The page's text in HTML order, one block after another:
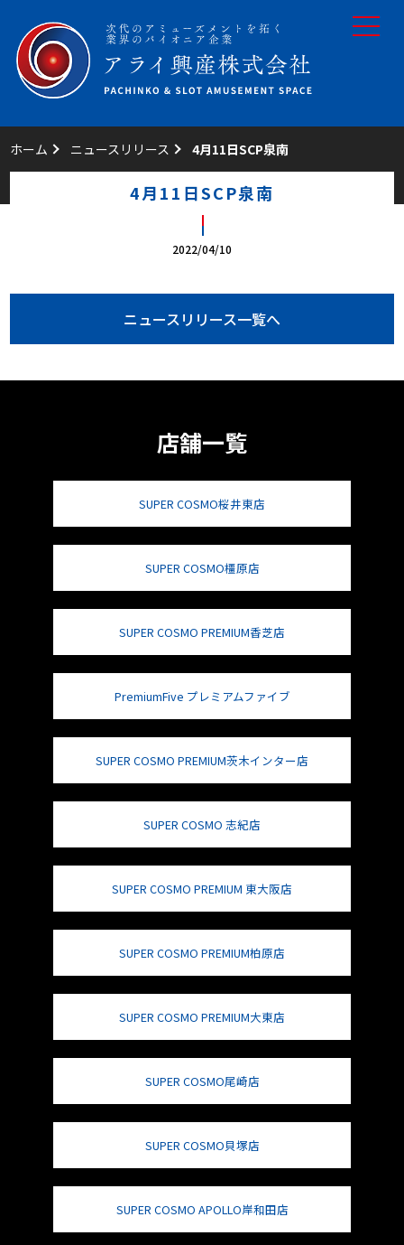
toggle
ホーム ニュースリリース 4月11日SCP泉南
4月11日SCP泉南
2022/04/10
ニュースリリース一覧へ
店舗一覧
SUPER COSMO桜井東店
SUPER COSMO橿原店
SUPER COSMO PREMIUM香芝店
PremiumFive プレミアムファイブ
SUPER COSMO PREMIUM茨木インター店
SUPER COSMO 志紀店
SUPER COSMO PREMIUM 東大阪店
SUPER COSMO PREMIUM柏原店
SUPER COSMO PREMIUM大東店
SUPER COSMO尾崎店
SUPER COSMO貝塚店
SUPER COSMO APOLLO岸和田店